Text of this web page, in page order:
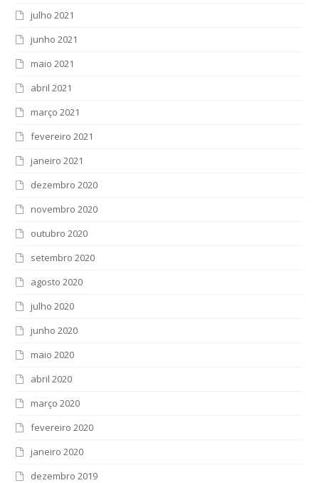
julho 2021
junho 2021
maio 2021
abril 2021
março 2021
fevereiro 2021
janeiro 2021
dezembro 2020
novembro 2020
outubro 2020
setembro 2020
agosto 2020
julho 2020
junho 2020
maio 2020
abril 2020
março 2020
fevereiro 2020
janeiro 2020
dezembro 2019